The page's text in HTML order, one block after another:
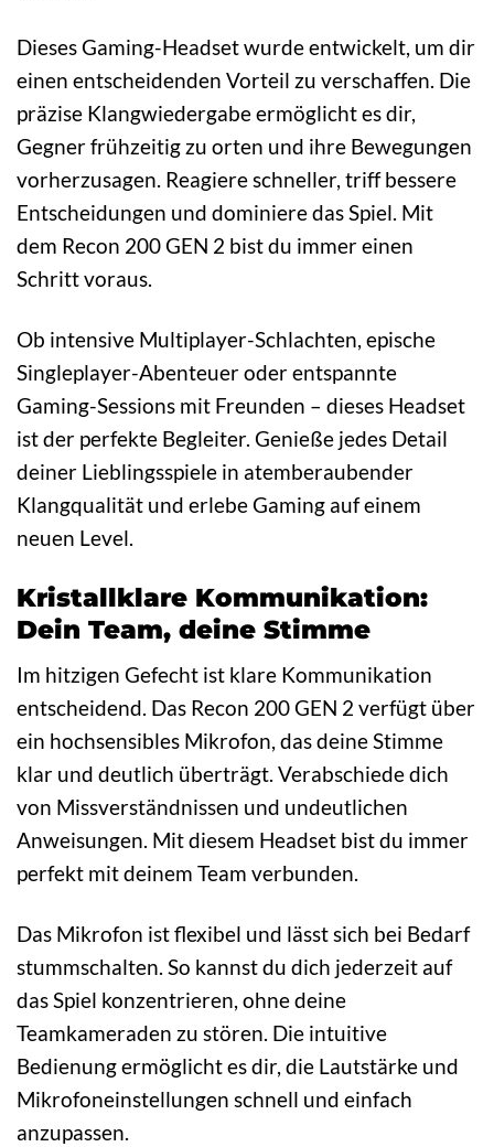
Dieses Gaming-Headset wurde entwickelt, um dir
einen entscheidenden Vorteil zu verschaffen. Die
präzise Klangwiedergabe ermöglicht es dir,
Gegner frühzeitig zu orten und ihre Bewegungen
vorherzusagen. Reagiere schneller, triff bessere
Entscheidungen und dominiere das Spiel. Mit
dem Recon 200 GEN 2 bist du immer einen
Schritt voraus.
Ob intensive Multiplayer-Schlachten, epische
Singleplayer-Abenteuer oder entspannte
Gaming-Sessions mit Freunden – dieses Headset
ist der perfekte Begleiter. Genieße jedes Detail
deiner Lieblingsspiele in atemberaubender
Klangqualität und erlebe Gaming auf einem
neuen Level.
Kristallklare Kommunikation:
Dein Team, deine Stimme
Im hitzigen Gefecht ist klare Kommunikation
entscheidend. Das Recon 200 GEN 2 verfügt über
ein hochsensibles Mikrofon, das deine Stimme
klar und deutlich überträgt. Verabschiede dich
von Missverständnissen und undeutlichen
Anweisungen. Mit diesem Headset bist du immer
perfekt mit deinem Team verbunden.
Das Mikrofon ist flexibel und lässt sich bei Bedarf
stummschalten. So kannst du dich jederzeit auf
das Spiel konzentrieren, ohne deine
Teamkameraden zu stören. Die intuitive
Bedienung ermöglicht es dir, die Lautstärke und
Mikrofoneinstellungen schnell und einfach
anzupassen.